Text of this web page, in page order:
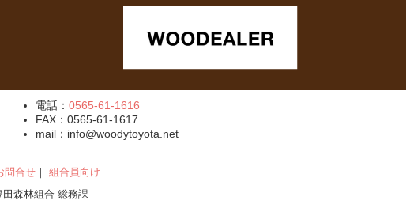
電話：0565-61-1616
FAX：0565-61-1617
mail：info@woodytoyota.net
問合せ ｜
組合員向け
森林組合 総務課